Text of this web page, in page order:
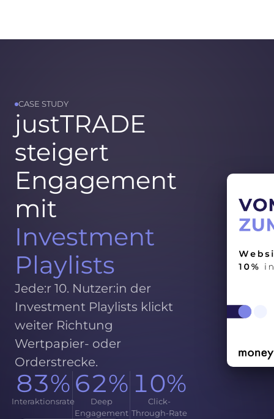
CASE STUDY
justTRADE
steigert
Engagement
mit
Investment
Playlists
Jede:r 10. Nutzer:in der
Investment Playlists klickt
weiter Richtung
Wertpapier- oder
Orderstrecke.
83%
Interaktionsrate
62%
Deep
Engagement
10%
Click-
Through-Rate